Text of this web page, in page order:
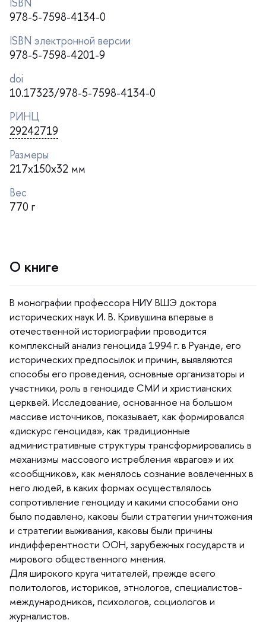
978-5-7598-4134-0
ISBN электронной версии
978-5-7598-4201-9
doi
10.17323/978-5-7598-4134-0
РИНЦ
29242719
Размеры
217x150x32 мм
ес
770
О книге
монографии профессора НИУ ВШЭ доктора
исторических наук И. В. Кривушина впервые
отечественной историографии проводится
комплексный анализ геноцида 1994 г. в Руанде, его
исторических предпосылок и причин, выявляются
способы его проведения, основные организаторы и
участники, роль в геноциде СМИ и христианских
церквей. Исследование, основанное на большом
массиве источников, показывает, как формировался
«дискурс геноцида», как традиционные
административные структуры трансформировались
механизмы массового истребления «врагов» и их
«сообщников», как менялось сознание вовлеченных
него людей, в каких формах осуществлялось
сопротивление геноциду и какими способами оно
ыло подавлено, каковы были стратегии уничтожения
и стратегии выживания, каковы были причины
индифферентности ООН, зарубежных государств и
мирового общественного мнения.
Для широкого круга читателей, прежде всего
политологов, историков, этнологов, специалистов-
международников, психологов, социологов и
журналистов.